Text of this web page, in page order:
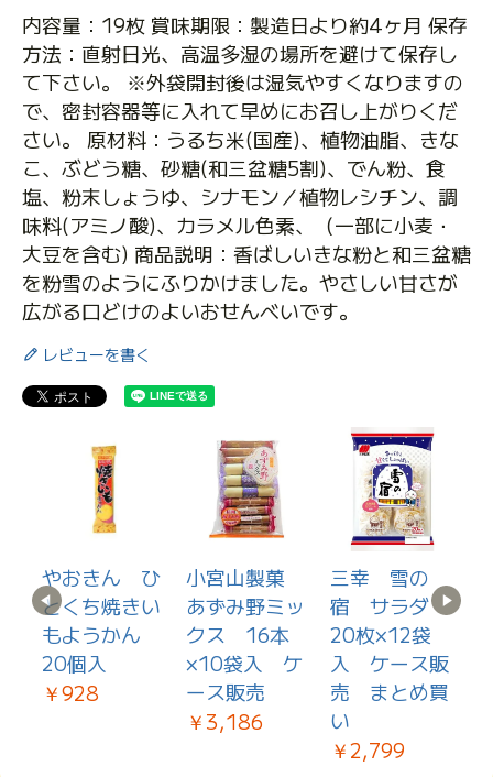
内容量：19枚 賞味期限：製造日より約4ヶ月 保存
方法：直射日光、高温多湿の場所を避けて保存し
て下さい。 ※外袋開封後は湿気やすくなりますの
で、密封容器等に入れて早めにお召し上がりくだ
さい。 原材料：うるち米(国産)、植物油脂、きな
こ、ぶどう糖、砂糖(和三盆糖5割)、でん粉、食
塩、粉末しょうゆ、シナモン／植物レシチン、調
味料(アミノ酸)、カラメル色素、（一部に小麦・
大豆を含む) 商品説明：香ばしいきな粉と和三盆糖
を粉雪のようにふりかけました。やさしい甘さが
広がる口どけのよいおせんべいです。
レビューを書く
やおきん ひ
とくち焼きい
もようかん
20個入
￥928
小宮山製菓
あずみ野ミッ
クス 16本
×10袋入 ケ
ース販売
￥3,186
三幸 雪の
宿 サラダ
20枚×12袋
入 ケース販
売 まとめ買
い
￥2,799